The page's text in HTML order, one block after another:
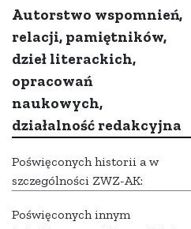
Autorstwo wspomnień,
relacji, pamiętników,
dzieł literackich,
opracowań
naukowych,
działalność redakcyjna
Poświęconych historii a w
szczególności ZWZ-AK:
Poświęconych innym